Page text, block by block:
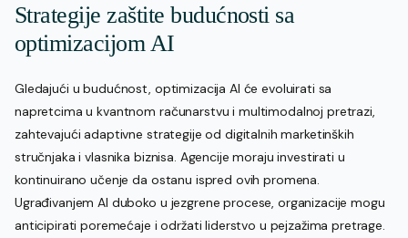
Strategije zaštite budućnosti sa
optimizacijom AI
Gledajući u budućnost, optimizacija AI će evoluirati sa
napretcima u kvantnom računarstvu i multimodalnoj pretrazi,
zahtevajući adaptivne strategije od digitalnih marketinških
stručnjaka i vlasnika biznisa. Agencije moraju investirati u
kontinuirano učenje da ostanu ispred ovih promena.
Ugrađivanjem AI duboko u jezgrene procese, organizacije mogu
anticipirati poremećaje i održati liderstvo u pejzažima pretrage.